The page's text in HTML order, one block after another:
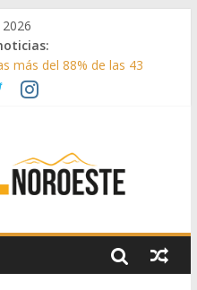
más del 88% de las 43
la Sierra Oeste
espectáculos de la
por los incendios
2027 del Aula de